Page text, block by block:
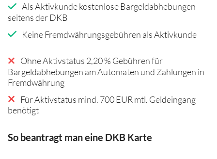
Als Aktivkunde kostenlose Bargeldabhebungen
seitens der DKB
Keine Fremdwährungsgebühren als Aktivkunde
Ohne Aktivstatus 2,20 % Gebühren für
Bargeldabhebungen am Automaten und Zahlungen in
Fremdwährung
Für Aktivstatus mind. 700 EUR mtl. Geldeingang
benötigt
So beantragt man eine DKB Karte